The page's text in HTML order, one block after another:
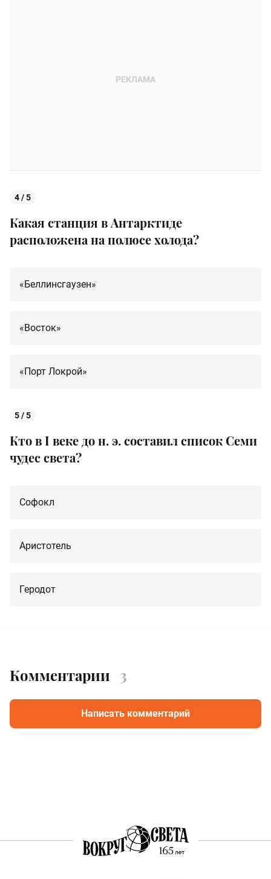
4 / 5
Какая станция в Антарктиде
расположена на полюсе холода?
«Беллинсгаузен»
«Восток»
«Порт Локрой»
5 / 5
Кто в I веке до н. э. составил список Семи
чудес света?
Софокл
Аристотель
Геродот
Комментарии 3
Написать комментарий